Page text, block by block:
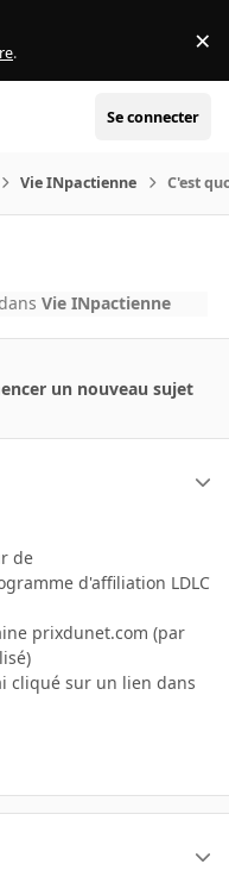
. ×
Se connecter
Vie INpactienne C'est
dansVie INpactienne
un nouveau sujet
de
d'affiliation LDLC
prixdunet.com (par
cliqué sur un lien dans